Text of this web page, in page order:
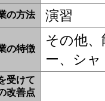
の方法 演習
の特徴
その他
ー、シ
受けて
改善点